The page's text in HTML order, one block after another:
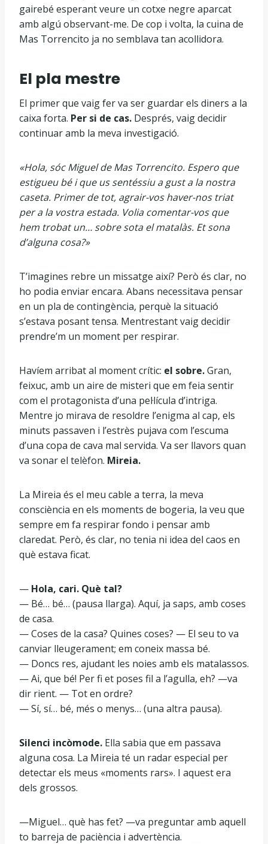
gairebé esperant veure un cotxe negre aparcat
amb algú observant-me. De cop i volta, la cuina de
Mas Torrencito ja no semblava tan acollidora.
El pla mestre
El primer que vaig fer va ser guardar els diners a la
caixa forta. Per si de cas. Després, vaig decidir
continuar amb la meva investigació.
«Hola, sóc Miguel de Mas Torrencito. Espero que
estigueu bé i que us sentéssiu a gust a la nostra
caseta. Primer de tot, agrair-vos haver-nos triat
per a la vostra estada. Volia comentar-vos que
hem trobat un… sobre sota el matalàs. Et sona
d’alguna cosa?»
T’imagines rebre un missatge així? Però és clar, no
ho podia enviar encara. Abans necessitava pensar
en un pla de contingència, perquè la situació
s’estava posant tensa. Mentrestant vaig decidir
prendre’m un moment per respirar.
Havíem arribat al moment crític: el sobre.Gran,
feixuc, amb un aire de misteri que em feia sentir
com el protagonista d’una pel·lícula d’intriga.
Mentre jo mirava de resoldre l’enigma al cap, els
minuts passaven i l’estrès pujava com l’escuma
d’una copa de cava mal servida. Va ser llavors quan
va sonar el telèfon. Mireia.
La Mireia és el meu cable a terra, la meva
consciència en els moments de bogeria, la veu que
sempre em fa respirar fondo i pensar amb
claredat. Però, és clar, no tenia ni idea del caos en
què estava ficat.
— Hola, cari. Què tal?
— Bé… bé… (pausa llarga). Aquí, ja saps, amb coses
de casa.
— Coses de la casa? Quines coses? — El seu to va
canviar lleugerament; em coneix massa bé.
— Doncs res, ajudant les noies amb els matalassos.
— Ai, que bé! Per fi et poses fil a l’agulla, eh? —va
dir rient. — Tot en ordre?
— Sí, sí… bé, més o menys… (una altra pausa).
Silenci incòmode. Ella sabia que em passava
alguna cosa. La Mireia té un radar especial per
detectar els meus «moments rars». I aquest era
dels grossos.
—Miguel… què has fet? —va preguntar amb aquell
to barreja de paciència i advertència.